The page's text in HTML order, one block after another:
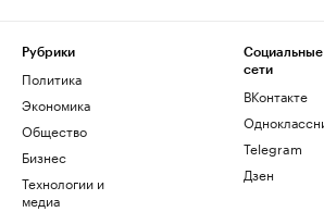
Рубрики
Политика
Экономика
Общество
Бизнес
Технологии и
медиа
Социальные
сети
ВКонтакте
Telegram
Дзен